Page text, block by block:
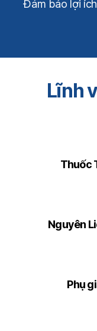
Đảm bảo lợi
Lĩnh
Thuốc
Nguyên
Phụ